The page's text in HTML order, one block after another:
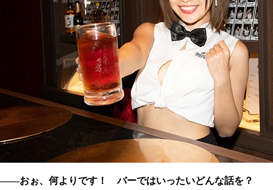
――おぉ、何よりです！ バーではいったいどんな話を？